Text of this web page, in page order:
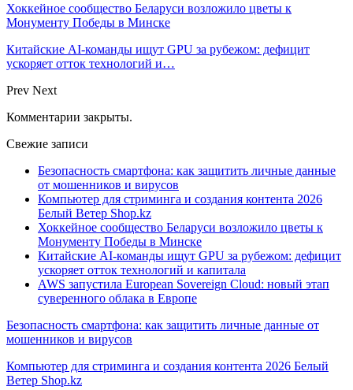
Хоккейное сообщество Беларуси возложило цветы к
Монументу Победы в Минске
Китайские AI-команды ищут GPU за рубежом: дефицит
ускоряет отток технологий и…
Prev Next
Комментарии закрыты.
Свежие записи
Безопасность смартфона: как защитить личные данные
от мошенников и вирусов
Компьютер для стриминга и создания контента 2026
Белый Ветер Shop.kz
Хоккейное сообщество Беларуси возложило цветы к
Монументу Победы в Минске
Китайские AI-команды ищут GPU за рубежом: дефицит
ускоряет отток технологий и капитала
AWS запустила European Sovereign Cloud: новый этап
суверенного облака в Европе
Безопасность смартфона: как защитить личные данные от
мошенников и вирусов
Компьютер для стриминга и создания контента 2026 Белый
Ветер Shop.kz